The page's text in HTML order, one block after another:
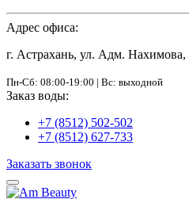
Адрес офиса:
г. Астрахань, ул. Адм.
Пн-Сб: 08:00-19:00 | Вс: выходной
Заказ воды:
+7 (8512) 502-502
+7 (8512) 627-733
Заказать звонок